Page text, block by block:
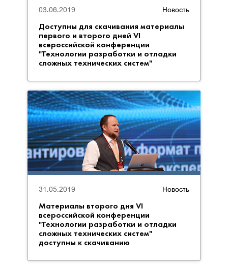
Новость
Доступны для скачивания материалы
первого и второго дней VI
всероссийской конференции
"Технологии разработки и отладки
сложных технических систем"
03.06.2019
Новость
Материалы второго дня VI
всероссийской конференции
"Технологии разработки и отладки
сложных технических систем"
доступны к скачиванию
31.05.2019